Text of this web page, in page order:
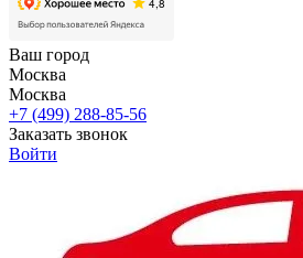
Ваш город
Москва
Москва
+7 (499) 288-85-56
Заказать звонок
Войти